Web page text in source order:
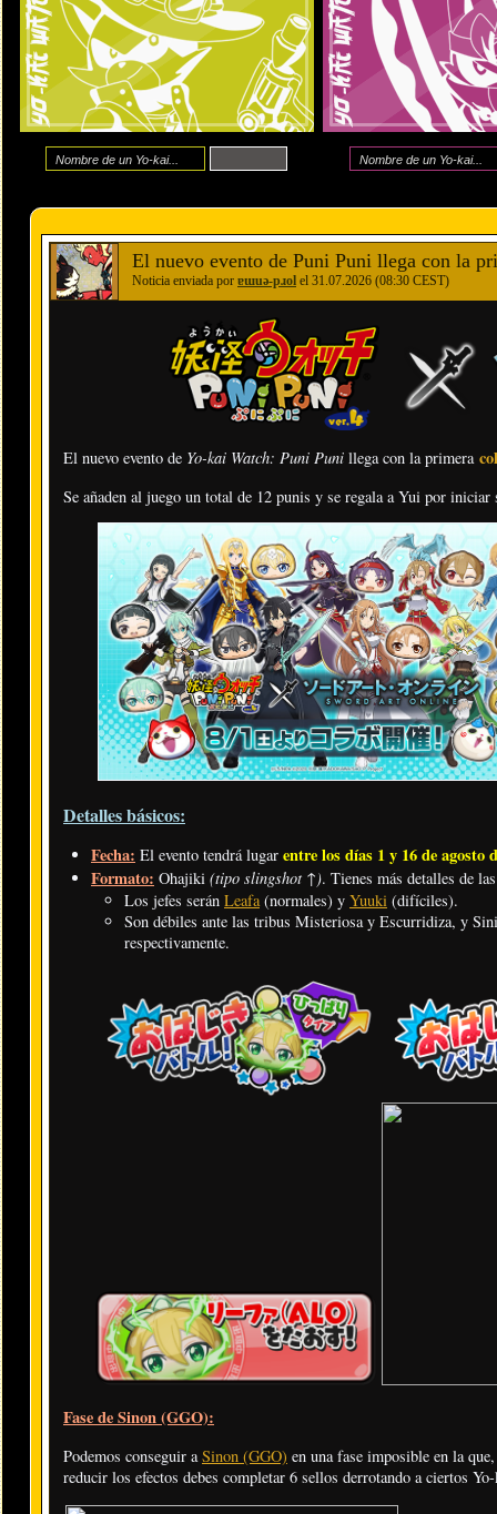
El nuevo evento de Puni Puni llega con la
Noticia enviada por ɐɯuǝ-pɹol el 31.07.2026 (08:30 CEST)
El nuevo evento de Yo-kai Watch: Puni Puni llega con la primera
Se añaden al juego un total de 12 punis y se regala a Yui por iniciar
Detalles básicos:
Fecha: El evento tendrá lugar entre los días 1 y 16 de agosto
Formato: Ohajiki (tipo slingshot↑). Tienes más detalles de
Los jefes serán Leafa(normales) y Yuuki (difíciles).
Son débiles ante las tribus Misteriosa y Escurridiza, y
respectivamente.
Fase de Sinon (GGO):
Podemos conseguir a Sinon (GGO) en una fase imposible en la
reducir los efectos debes completar 6 sellos derrotando a ciertos